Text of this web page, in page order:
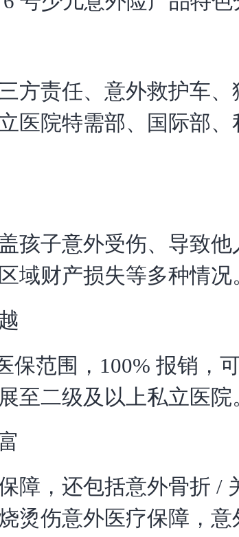
方责任、意外救护车、
医院特需部、国际部、
孩子意外受伤、导致他
域财产损失等多种情况
保范围，100% 报销，
至二级及以上私立医院
障，还包括意外骨折 /
烫伤意外医疗保障，意